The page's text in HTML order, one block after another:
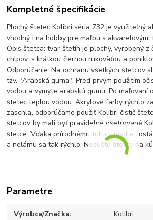
Kompletné špecifikácie
Plochý štetec Kolibri séria 732 je využiteľný
vhodný i na hobby pre maľbu s akvarelovými
Opis štetca: tvar štetín je plochý, vyrobený z
chlpov, s krátkou čiernou rukoväťou a
Odporúčanie: Na ochranu všetkých štetcov
tzv. "Arabská guma". Pred prvým použitím
vodou a vymyte arabskú gumu. Po maľovaní
štetec teplou vodou. Akrylové farby rýchlo
zaschla, odporúčame použiť Kolibri čistič
štetcov by mali byť pravidelné ošetrované
štetce. Vďaka prírodnému tuku v mydle
a nelámu sa tak rýchlo. Nesušte štetce na
Parametre
Výrobca/Značka Kolibri